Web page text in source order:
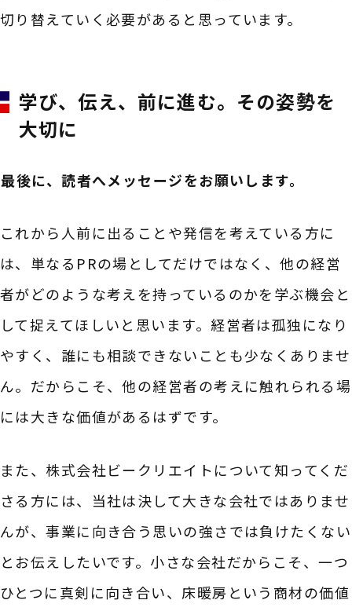
切り替えていく必要があると思っています。
学び、伝え、前に進む。その姿勢を
大切に
――最後に、読者へメッセージをお願いします。
これから人前に出ることや発信を考えている方に
は、単なるPRの場としてだけではなく、他の経営
者がどのような考えを持っているのかを学ぶ機会と
して捉えてほしいと思います。経営者は孤独になり
やすく、誰にも相談できないことも少なくありませ
ん。だからこそ、他の経営者の考えに触れられる場
には大きな価値があるはずです。
また、株式会社ビークリエイトについて知ってくだ
さる方には、当社は決して大きな会社ではありませ
んが、事業に向き合う思いの強さでは負けたくない
とお伝えしたいです。小さな会社だからこそ、一つ
ひとつに真剣に向き合い、床暖房という商材の価値